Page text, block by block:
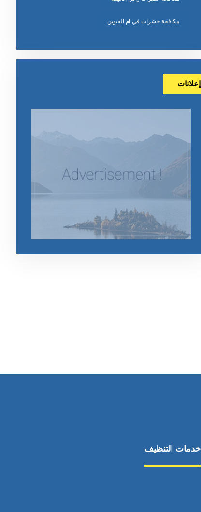
مكافحة حشرات في ام القيوين
إعلانات
خدمات التنظيف